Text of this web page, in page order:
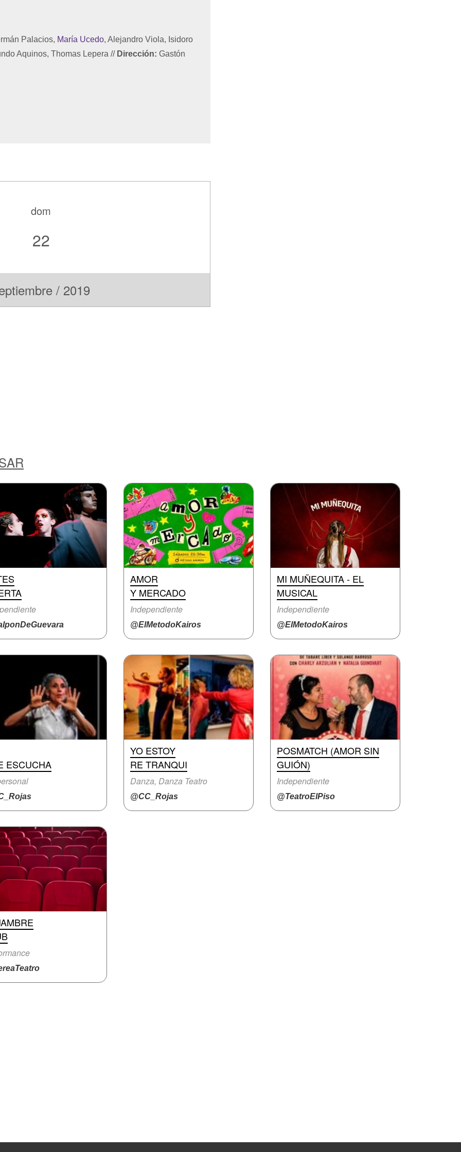
Palacios, María Ucedo, Alejandro Viola, Isidoro
Aquinos, Thomas Lepera// Dirección: Gastón
dom
22
/ 2019
AMOR
Y MERCADO
Independiente
@ElMetodoKairos
MI MUÑEQUITA - EL
MUSICAL
Independiente
@ElMetodoKairos
ESCUCHA
YO ESTOY
RE TRANQUI
Danza, Danza Teatro
@CC_Rojas
POSMATCH (AMOR SIN
GUIÓN)
Independiente
@TeatroElPiso